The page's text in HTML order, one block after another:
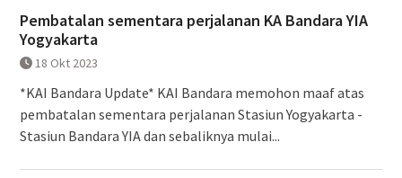
Pembatalan sementara perjalanan KA Bandara YIA
Yogyakarta
18 Okt 2023
*KAI Bandara Update* KAI Bandara memohon maaf atas
pembatalan sementara perjalanan Stasiun Yogyakarta -
Stasiun Bandara YIA dan sebaliknya mulai...